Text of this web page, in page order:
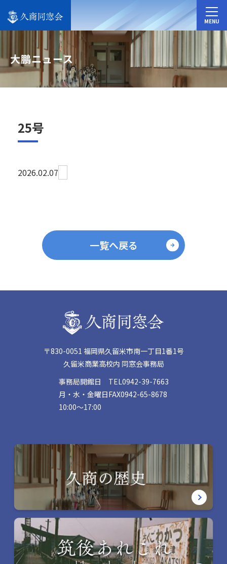
MENU
大鵬ニュース
25号
2026.02.07
一覧へ戻る
〒830-0051 福岡県久留米市南一丁目1番1号
久留米商業高校内 同窓会事務局
事務局開館日
月・水・金曜日
10:00〜17:00
TEL0942-39-7663
FAX0942-65-8678